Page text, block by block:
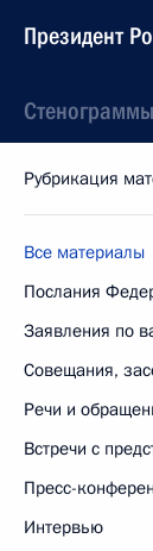
Президент
Стенограммы
Рубрикация
Все материалы
Послания
Заявления по
Совещания,
Речи и
Встречи с
Пресс-
Интервью